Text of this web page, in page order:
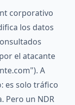
corporativo
los datos
el atacante
A
es solo tráfico
Pero un NDR